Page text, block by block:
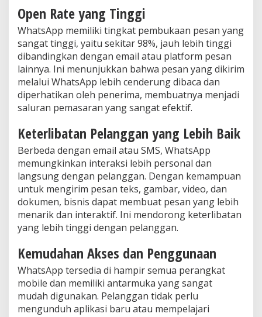
Open Rate yang Tinggi
WhatsApp memiliki tingkat pembukaan pesan yang
sangat tinggi, yaitu sekitar 98%, jauh lebih tinggi
dibandingkan dengan email atau platform pesan
lainnya. Ini menunjukkan bahwa pesan yang dikirim
melalui WhatsApp lebih cenderung dibaca dan
diperhatikan oleh penerima, membuatnya menjadi
saluran pemasaran yang sangat efektif.
Keterlibatan Pelanggan yang Lebih Baik
Berbeda dengan email atau SMS, WhatsApp
memungkinkan interaksi lebih personal dan
langsung dengan pelanggan. Dengan kemampuan
untuk mengirim pesan teks, gambar, video, dan
dokumen, bisnis dapat membuat pesan yang lebih
menarik dan interaktif. Ini mendorong keterlibatan
yang lebih tinggi dengan pelanggan.
Kemudahan Akses dan Penggunaan
WhatsApp tersedia di hampir semua perangkat
mobile dan memiliki antarmuka yang sangat
mudah digunakan. Pelanggan tidak perlu
mengunduh aplikasi baru atau mempelajari